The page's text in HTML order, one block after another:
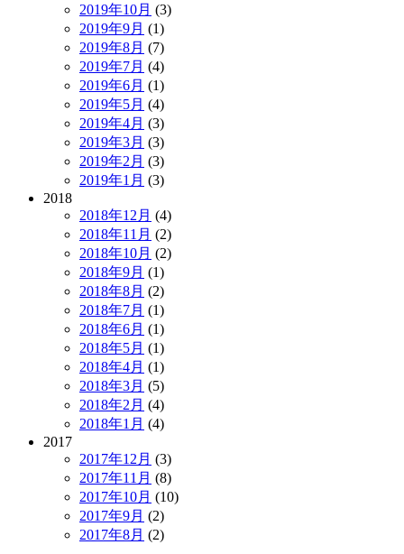
2019年10月 (3)
2019年9月 (1)
2019年8月 (7)
2019年7月 (4)
2019年6月 (1)
2019年5月 (4)
2019年4月 (3)
2019年3月 (3)
2019年2月 (3)
2019年1月 (3)
2018
2018年12月 (4)
2018年11月 (2)
2018年10月 (2)
2018年9月 (1)
2018年8月 (2)
2018年7月 (1)
2018年6月 (1)
2018年5月 (1)
2018年4月 (1)
2018年3月 (5)
2018年2月 (4)
2018年1月 (4)
2017
2017年12月 (3)
2017年11月 (8)
2017年10月 (10)
2017年9月 (2)
2017年8月 (2)